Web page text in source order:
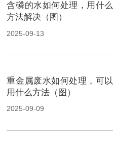
含磷的水如何处理，用什么
方法解决（图）
2025-09-13
重金属废水如何处理，可以
用什么方法（图）
2025-09-09